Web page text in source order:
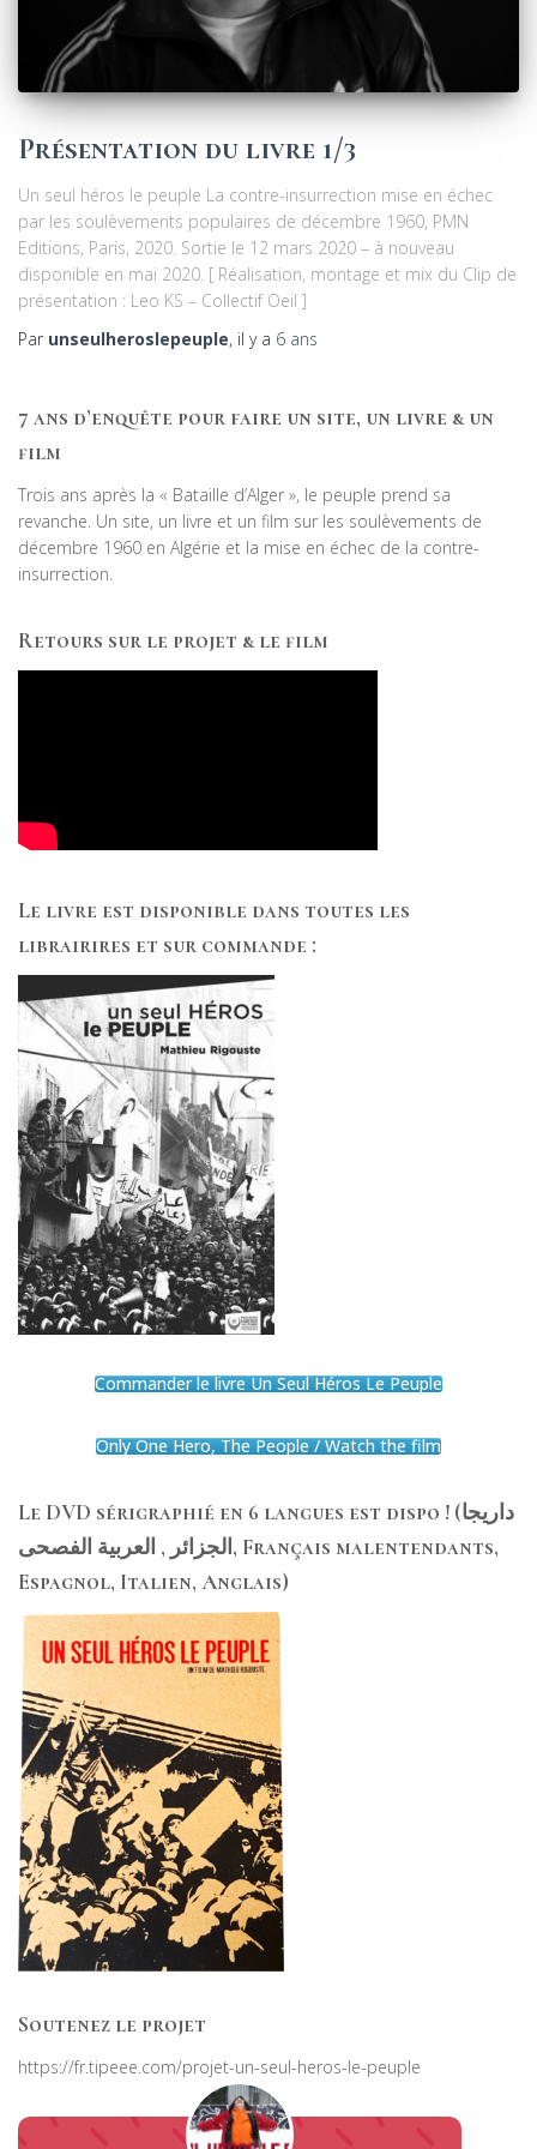
Présentation du livre 1/3
Un seul héros le peuple La contre-insurrection mise en échec
par les soulèvements populaires de décembre 1960, PMN
Editions, Paris, 2020. Sortie le 12 mars 2020 – à nouveau
disponible en mai 2020. [ Réalisation, montage et mix du Clip de
présentation : Leo KS – Collectif Oeil ]
Par unseulheroslepeuple, il y a 6 ans
7 ans d’enquête pour faire un site, un livre & un
film
Trois ans après la « Bataille d’Alger », le peuple prend sa
revanche. Un site, un livre et un film sur les soulèvements de
décembre 1960 en Algérie et la mise en échec de la contre-
insurrection.
Retours sur le projet & le film
Le livre est disponible dans toutes les
librairires et sur commande :
Commander le livre Un Seul Héros Le Peuple
Only One Hero, The People / Watch the film
Le DVD sérigraphié en 6 langues est dispo ! (داريجا
الجزائر , العربية الفصحى, Français malentendants,
Espagnol, Italien, Anglais)
Soutenez le projet
https://fr.tipeee.com/projet-un-seul-heros-le-peuple